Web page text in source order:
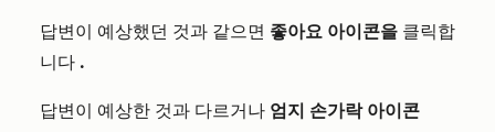
답변이 예상했던 것과 같으면 좋아요 아이콘을 클릭합
니다 .
답변이 예상한 것과 다르거나 엄지 손가락 아이콘